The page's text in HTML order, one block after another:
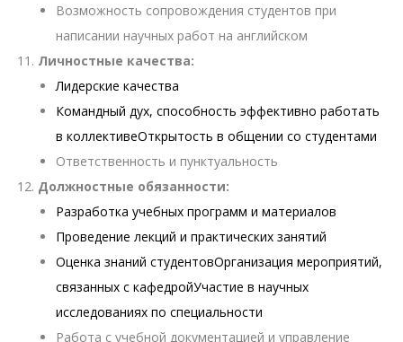
Возможность сопровождения студентов при
написании научных работ на английском
Личностные качества:
Лидерские качества
Командный дух, способность эффективно работать
в коллективеОткрытость в общении со студентами
Ответственность и пунктуальность
Должностные обязанности:
Разработка учебных программ и материалов
Проведение лекций и практических занятий
Оценка знаний студентовОрганизация мероприятий,
связанных с кафедройУчастие в научных
исследованиях по специальности
Работа с учебной документацией и управление